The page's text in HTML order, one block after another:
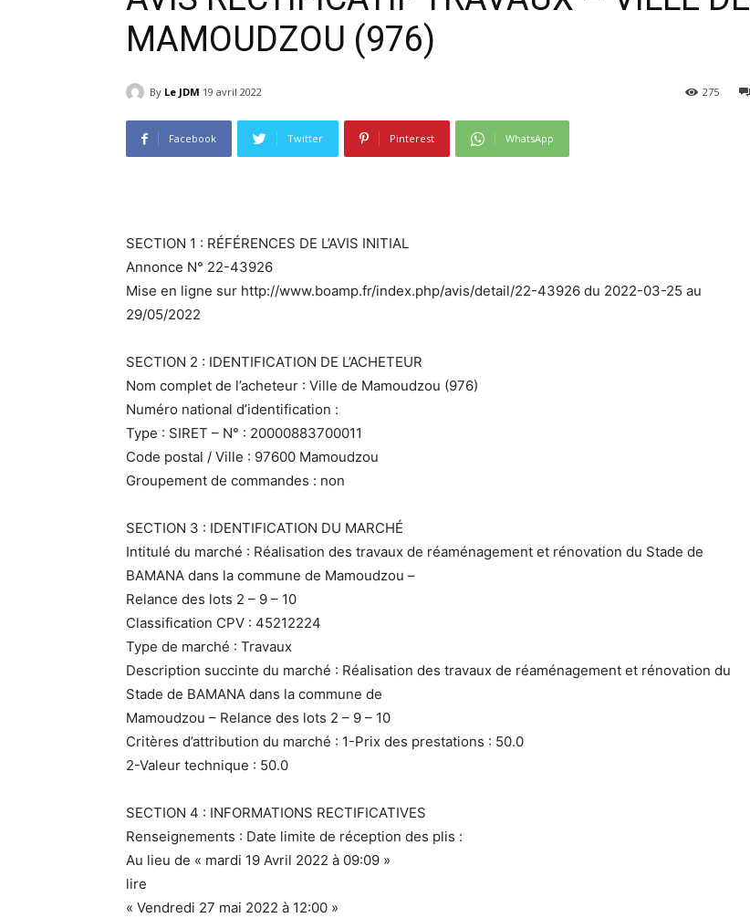
MAMOUDZOU (976)
By Le JDM 19 avril 2022 275
Facebook Twitter Pinterest WhatsApp
SECTION 1 : RÉFÉRENCES DE L’AVIS INITIAL
Annonce N° 22-43926
Mise en ligne sur http://www.boamp.fr/index.php/avis/detail/22-43926 du 2022-03-25 au
29/05/2022
SECTION 2 : IDENTIFICATION DE L’ACHETEUR
Nom complet de l’acheteur : Ville de Mamoudzou (976)
Numéro national d’identification :
Type : SIRET – N° : 20000883700011
Code postal / Ville : 97600 Mamoudzou
Groupement de commandes : non
SECTION 3 : IDENTIFICATION DU MARCHÉ
Intitulé du marché : Réalisation des travaux de réaménagement et rénovation du Stade de
BAMANA dans la commune de Mamoudzou –
Relance des lots 2 – 9 – 10
Classification CPV : 45212224
Type de marché : Travaux
Description succinte du marché : Réalisation des travaux de réaménagement et rénovation du
Stade de BAMANA dans la commune de
Mamoudzou – Relance des lots 2 – 9 – 10
Critères d’attribution du marché : 1-Prix des prestations : 50.0
2-Valeur technique : 50.0
SECTION 4 : INFORMATIONS RECTIFICATIVES
Renseignements : Date limite de réception des plis :
Au lieu de « mardi 19 Avril 2022 à 09:09 »
lire
« Vendredi 27 mai 2022 à 12:00 »